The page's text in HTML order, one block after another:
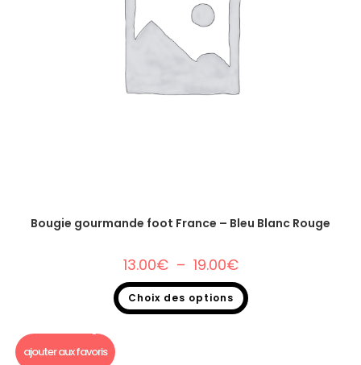
Bougie gourmande foot France – Bleu Blanc Rouge
13.00€ – 19.00€
Choix des options
ajouter aux favoris